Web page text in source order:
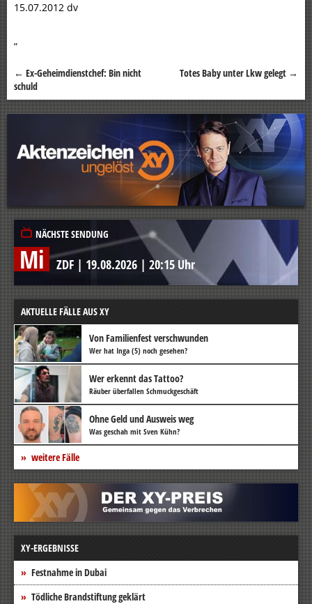
15.07.2012 dv
„
Beitragsnavigation
← Ex-Geheimdienstchef: Bin nicht
schuld
Totes Baby unter Lkw gelegt →
NÄCHSTE SENDUNG
Mi ZDF | 19.08.2026 | 20:15 Uhr
AKTUELLE FÄLLE AUS XY
Von Familienfest verschwunden
Wer hat Inga (5) noch gesehen?
Wer erkennt das Tattoo?
Räuber überfallen Schmuckgeschäft
Ohne Geld und Ausweis weg
Was geschah mit Sven Kühn?
weitere Fälle
XY-ERGEBNISSE
Festnahme in Dubai
Tödliche Brandstiftung geklärt